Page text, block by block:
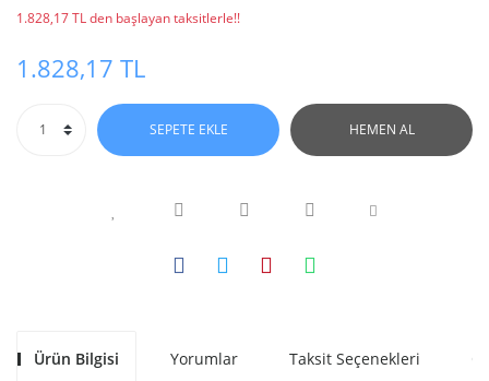
1.828,17 TL den başlayan taksitlerle!!
1.828,17 TL
SEPETE EKLE HEMEN AL
Ürün Bilgisi Yorumlar Taksit Seçenekleri